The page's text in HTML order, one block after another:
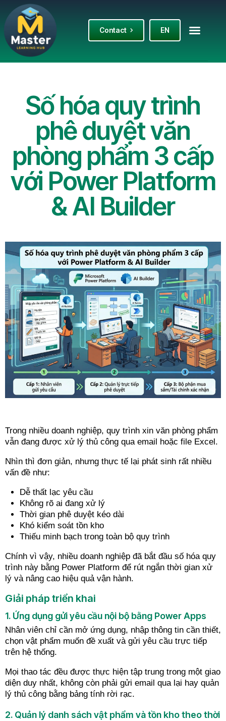
Contact EN
Số hóa quy trình
phê duyệt văn
phòng phẩm 3 cấp
với Power Platform
& AI Builder
Trong nhiều doanh nghiệp, quy trình xin văn phòng phẩm
vẫn đang được xử lý thủ công qua email hoặc file Excel.
Nhìn thì đơn giản, nhưng thực tế lại phát sinh rất nhiều
vấn đề như:
Dễ thất lạc yêu cầu
Không rõ ai đang xử lý
Thời gian phê duyệt kéo dài
Khó kiểm soát tồn kho
Thiếu minh bạch trong toàn bộ quy trình
Chính vì vậy, nhiều doanh nghiệp đã bắt đầu số hóa quy
trình này bằng Power Platform để rút ngắn thời gian xử
lý và nâng cao hiệu quả vận hành.
Giải pháp triển khai
1. Ứng dụng gửi yêu cầu nội bộ bằng Power Apps
Nhân viên chỉ cần mở ứng dụng, nhập thông tin cần thiết,
chọn vật phẩm muốn đề xuất và gửi yêu cầu trực tiếp
trên hệ thống.
Mọi thao tác đều được thực hiện tập trung trong một giao
diện duy nhất, không còn phải gửi email qua lại hay quản
lý thủ công bằng bảng tính rời rạc.
2. Quản lý danh sách vật phẩm và tồn kho theo thời